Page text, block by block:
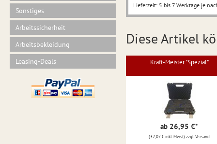
Sonstiges
Arbeitssicherheit
Arbeitsbekleidung
Leasing-Deals
Lieferzeit: 5 bis 7 Werktage je
Diese Artikel
Kraft-Meister "Spezial"
ab 26,95 €*
(32,07 € inkl. Mwst) zzgl. Versand